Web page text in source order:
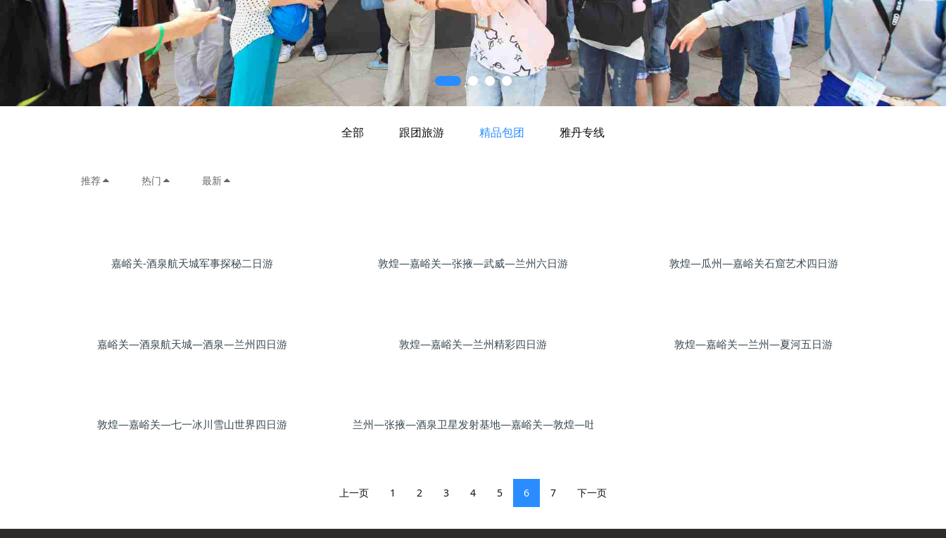
全部 跟团旅游 精品包团 雅丹专线
推荐 热门 最新
嘉峪关-酒泉航天城军事探秘二日游 敦煌—嘉峪关—张掖—武威—兰州六日游 敦煌—瓜州—嘉峪关石窟艺术四日游
嘉峪关—酒泉航天城—酒泉—兰州四日游 敦煌—嘉峪关—兰州精彩四日游 敦煌—嘉峪关—兰州—夏河五日游
敦煌—嘉峪关—七一冰川雪山世界四日游 兰州—张掖—酒泉卫星发射基地—嘉峪关—敦煌—吐鲁番—乌鲁木齐七日游
上一页 1 2 3 4 5 6 7 下一页